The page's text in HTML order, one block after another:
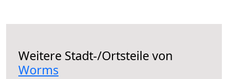
Weitere Stadt-/Ortsteile von
Worms